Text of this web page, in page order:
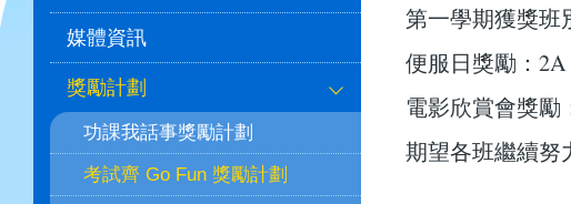
第一學期獲獎班
便服日獎勵：
電影欣賞會獎勵
期望各班繼續努
媒體資訊
獎勵計劃
功課我話事獎勵計劃
考試齊 Go Fun 獎勵計劃